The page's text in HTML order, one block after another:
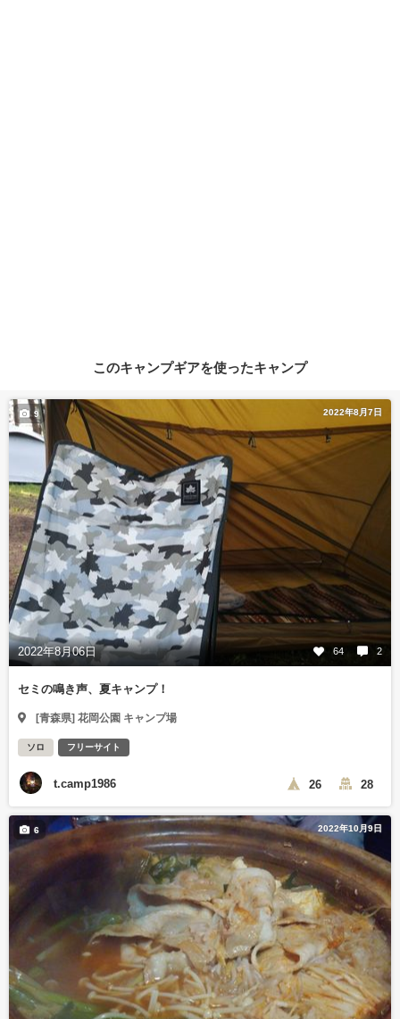
このキャンプギアを使ったキャンプ
2022年8月7日
2022年8月06日 64 2
9
セミの鳴き声、夏キャンプ！
[青森県] 花岡公園 キャンプ場
ソロ フリーサイト
t.camp1986 26 28
2022年10月9日
6